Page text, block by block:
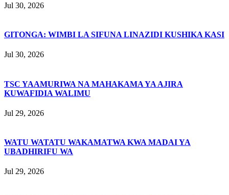
Jul 30, 2026
GITONGA: WIMBI LA SIFUNA LINAZIDI KUSHIKA KASI
Jul 30, 2026
TSC YAAMURIWA NA MAHAKAMA YA AJIRA
KUWAFIDIA WALIMU
Jul 29, 2026
WATU WATATU WAKAMATWA KWA MADAI YA
UBADHIRIFU WA
Jul 29, 2026